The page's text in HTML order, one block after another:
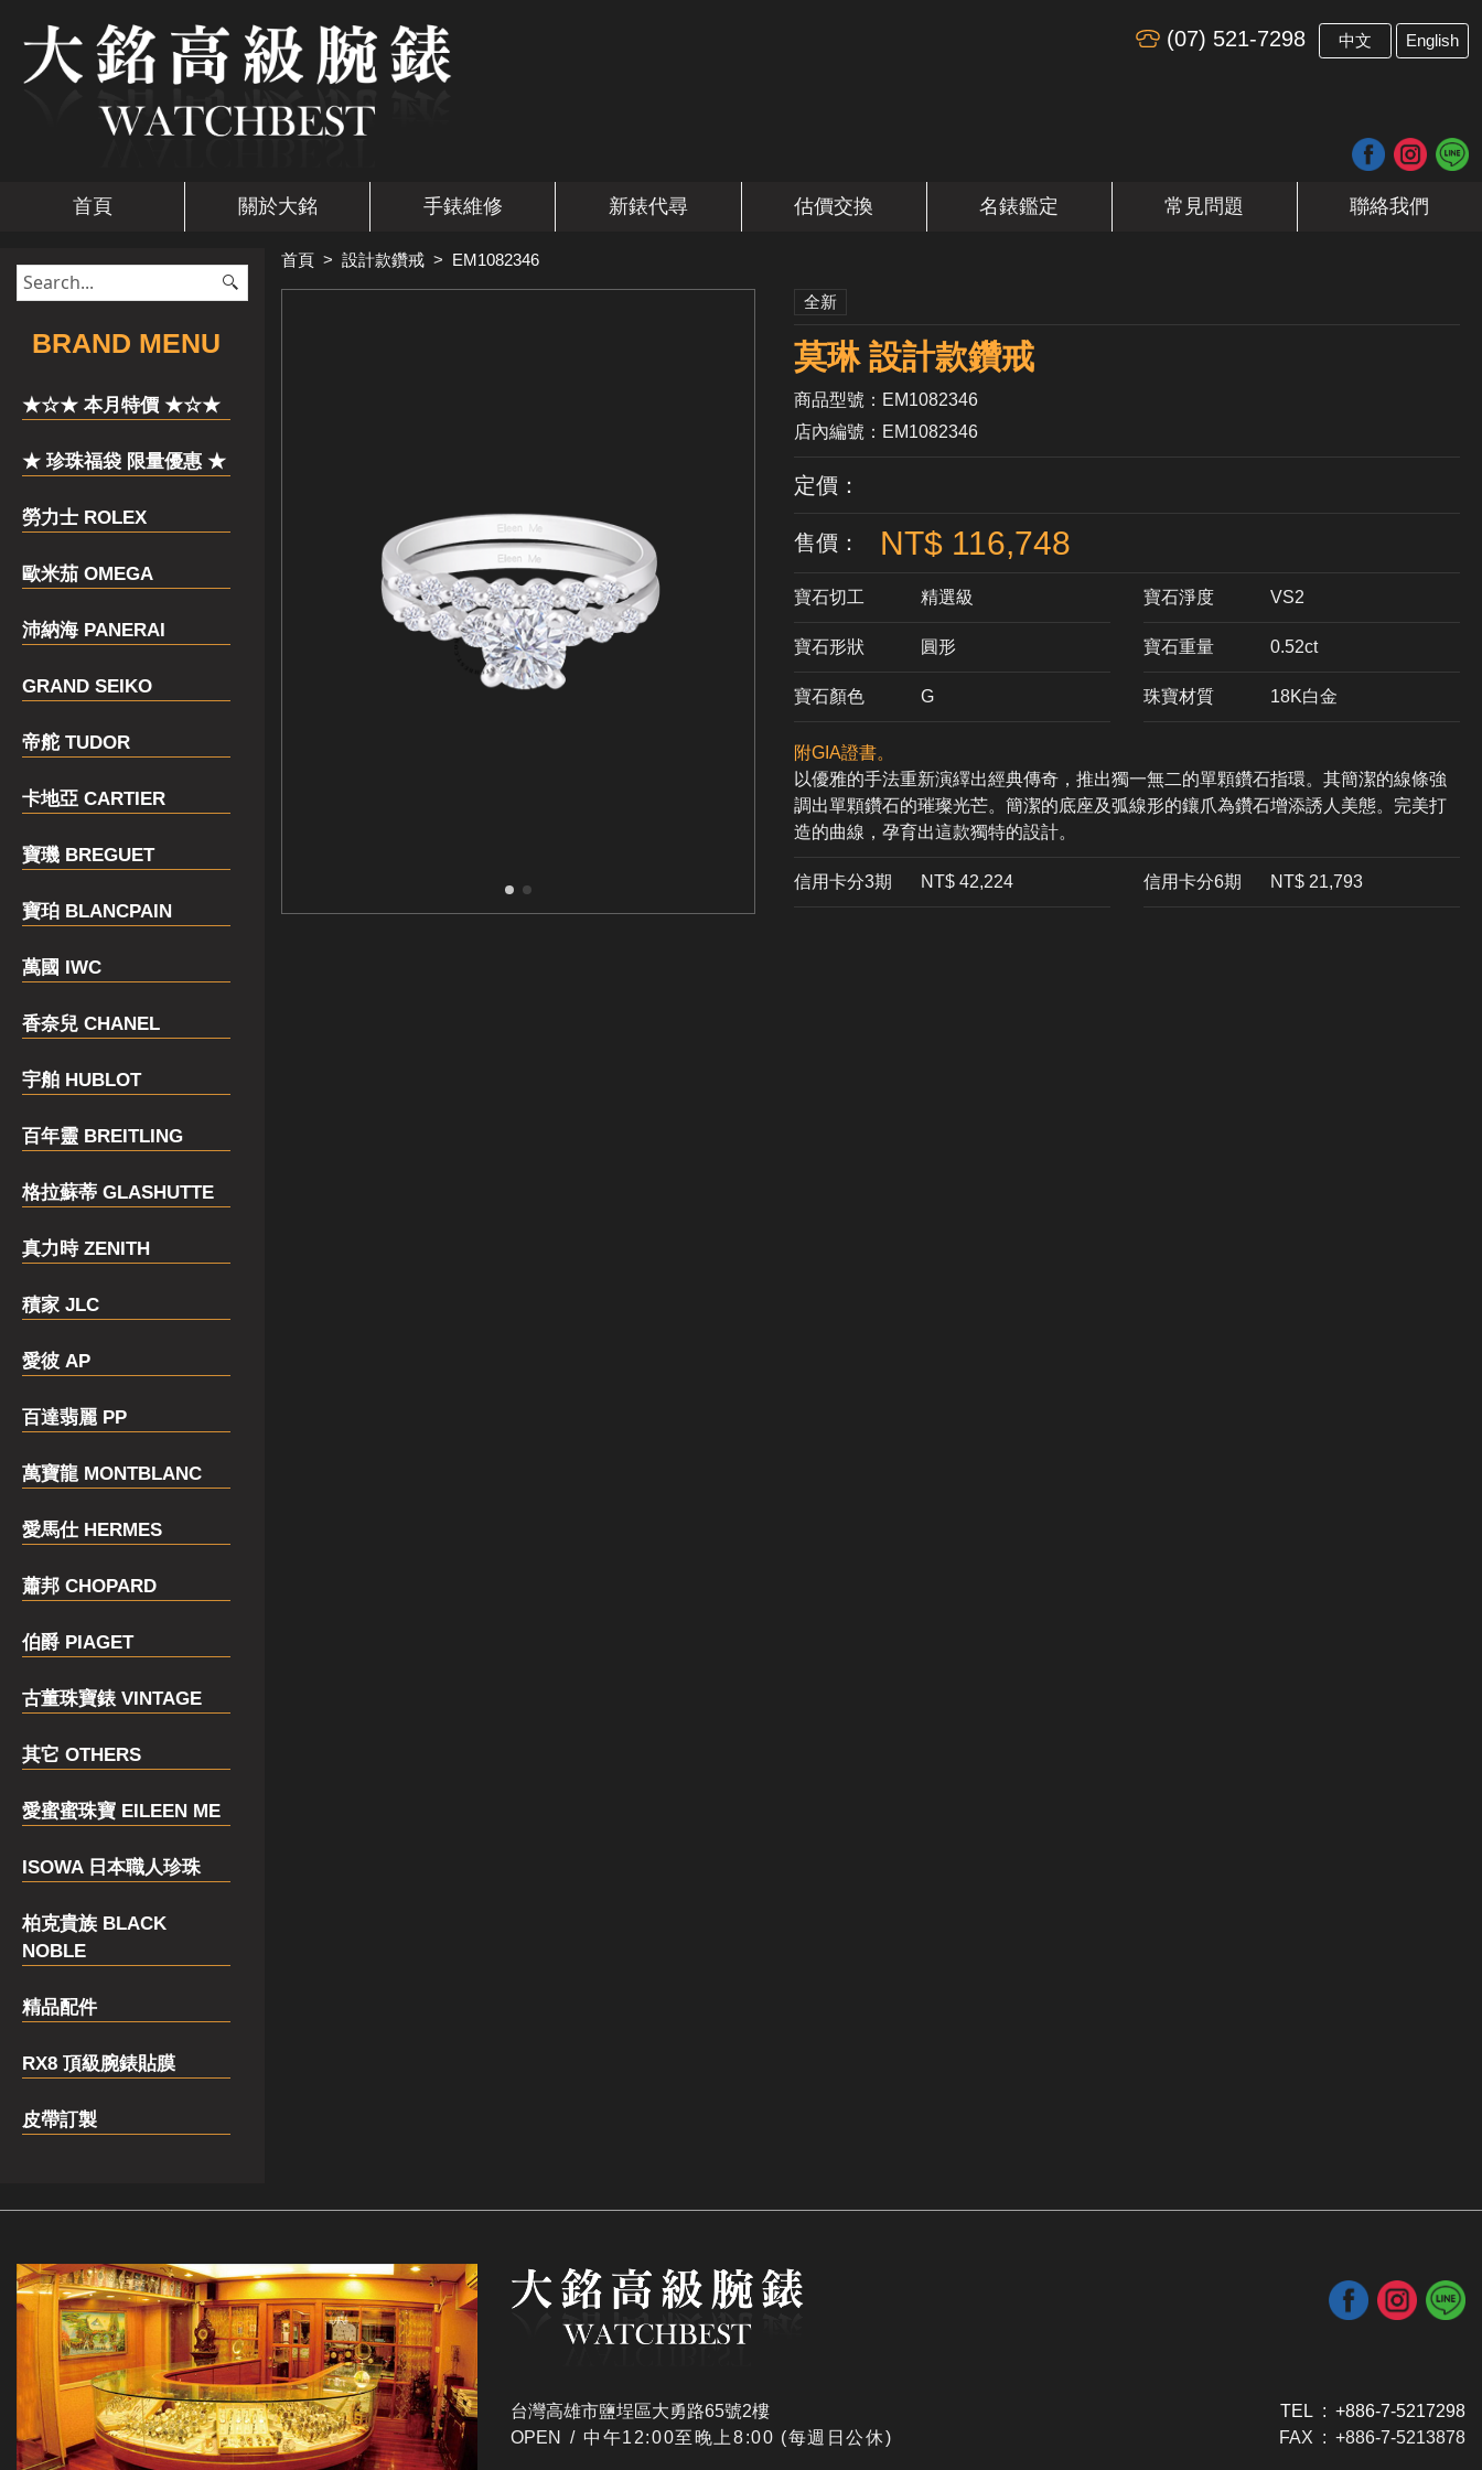
(07) 521-7298 中文 English
首頁 關於大銘 手錶維修 新錶代尋 估價交換 名錶鑑定 常見問題 聯絡我們
​BRAND MENU
★☆★ 本月特價 ★☆★
★ 珍珠福袋 限量優惠 ★
勞力士 ROLEX
歐米茄 OMEGA
沛納海 PANERAI
GRAND SEIKO
帝舵 TUDOR
卡地亞 CARTIER
寶璣 BREGUET
寶珀 BLANCPAIN
萬國 IWC
香奈兒 CHANEL
宇舶 HUBLOT
百年靈 BREITLING
格拉蘇蒂 GLASHUTTE
真力時 ZENITH
積家 JLC
愛彼 AP
百達翡麗 PP
萬寶龍 MONTBLANC
愛馬仕 HERMES
蕭邦 CHOPARD
伯爵 PIAGET
古董珠寶錶 VINTAGE
其它 OTHERS
愛蜜蜜珠寶 EILEEN ME
ISOWA 日本職人珍珠
柏克貴族 BLACK
NOBLE
精品配件
RX8 頂級腕錶貼膜
皮帶訂製
首頁 > 設計款鑽戒 > EM1082346
全新
莫琳 設計款鑽戒
商品型號：EM1082346
店內編號：EM1082346
定價：
售價： NT$ 116,748
寶石切工 精選級 寶石淨度 VS2
寶石形狀 ​圓形 寶石重量 0.52ct
寶石顏色 G 珠寶材質 18K白金
附GIA證書。
以優雅的手法重新演繹出經典傳奇，推出獨一無二的單顆鑽石指環。其簡潔的線條強
調出單顆鑽石的璀璨光芒。簡潔的底座及弧線形的鑲爪為鑽石增添誘人美態。完美打
造的曲線，孕育出這款獨特的設計。
信用卡分3期 ​NT$ 42,224 信用卡分6期 NT$ 21,793
台灣高雄市鹽埕區大勇路65號2樓
OPEN / ​中午12:00至晚上8:00 (每週日公休)
TEL : +886-7-5217298
FAX : +886-7-5213878